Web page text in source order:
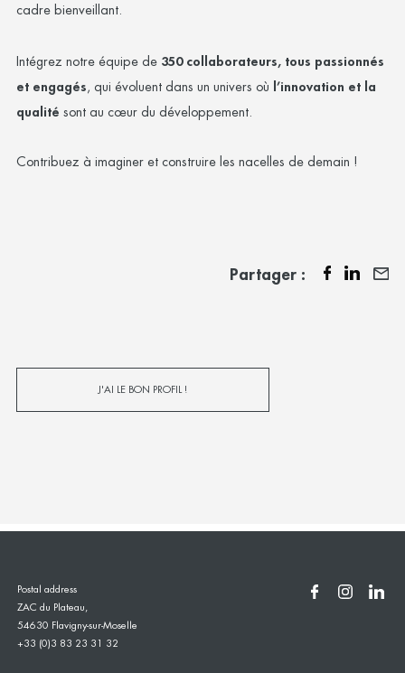
cadre bienveillant.
Intégrez notre équipe de 350 collaborateurs, tous passionnés
et engagés, qui évoluent dans un univers où l’innovation et la
qualité sont au cœur du développement.
Contribuez à imaginer et construire les nacelles de demain !
Partager :
J'AI LE BON PROFIL !
Postal address
ZAC du Plateau,
54630 Flavigny-sur-Moselle
+33 (0)3 83 23 31 32